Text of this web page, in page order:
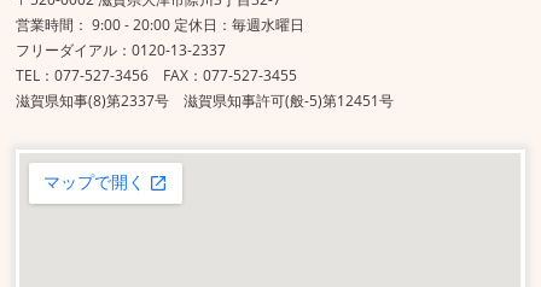
営業時間： 9:00 - 20:00 定休日：毎週水曜日
フリーダイアル：0120-13-2337
TEL：077-527-3456 FAX：077-527-3455
滋賀県知事(8)第2337号 滋賀県知事許可(般-5)第12451号